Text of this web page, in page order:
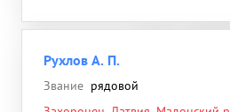
Рухлов А. П.
Звание рядовой